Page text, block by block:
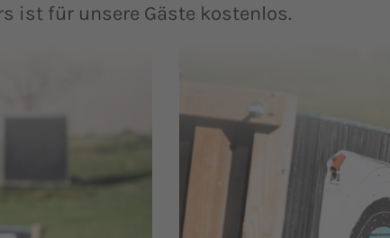
ist für unsere Gäste kostenlos.